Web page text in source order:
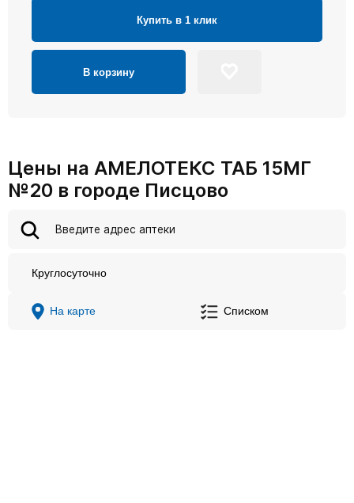
Купить в 1 клик
В корзину
Цены на АМЕЛОТЕКС ТАБ 15МГ
№20 в городе Писцово
Круглосуточно
На карте Списком